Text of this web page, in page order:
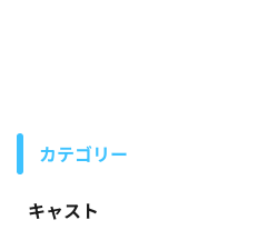
カテゴリー
キャスト